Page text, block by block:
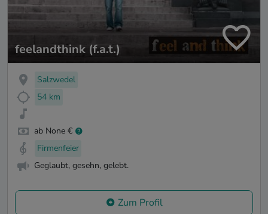
feelandthink (f.a.t.)
Salzwedel
54 km
ab None €
Firmenfeier
Geglaubt, gesehn, gelebt.
Zum Profil